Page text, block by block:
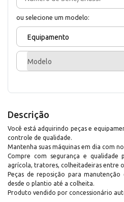
ou selecione um modelo:
Equipamento
Modelo
Descrição
Você está adquirindo peças e
controle de qualidade.
Mantenha suas máquinas em dia com
Compre com segurança e qualidade
agrícola, tratores, colheitadeiras entre
Peças de reposição para
desde o plantio até a colheita.
Produto vendido por concessionário